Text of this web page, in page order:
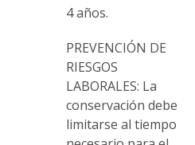
4 años.
PREVENCIÓN DE
RIESGOS
LABORALES: La
conservación debe
limitarse al tiempo